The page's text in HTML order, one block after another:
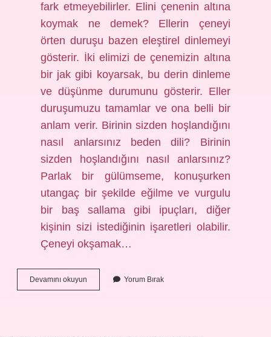
fark etmeyebilirler. Elini çenenin altına
koymak ne demek? Ellerin çeneyi
örten duruşu bazen eleştirel dinlemeyi
gösterir. İki elimizi de çenemizin altına
bir jak gibi koyarsak, bu derin dinleme
ve düşünme durumunu gösterir. Eller
duruşumuzu tamamlar ve ona belli bir
anlam verir. Birinin sizden hoşlandığını
nasıl anlarsınız beden dili? Birinin
sizden hoşlandığını nasıl anlarsınız?
Parlak bir gülümseme, konuşurken
utangaç bir şekilde eğilme ve vurgulu
bir baş sallama gibi ipuçları, diğer
kişinin sizi istediğinin işaretleri olabilir.
Çeneyi okşamak…
Devamını okuyun
Altına
Yorum Bırak